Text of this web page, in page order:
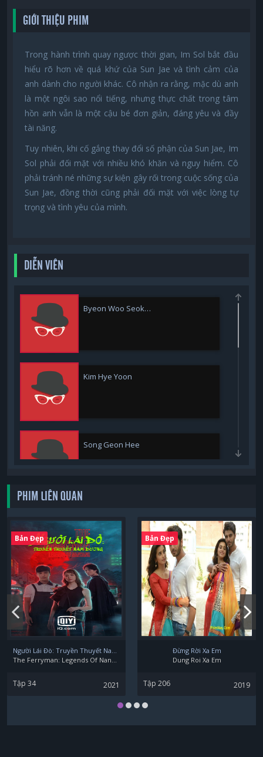
GIỚI THIỆU PHIM
Trong hành trình quay ngược thời gian, Im Sol bắt đầu
hiểu rõ hơn về quá khứ của Sun Jae và tình cảm của
anh dành cho người khác. Cô nhận ra rằng, mặc dù anh
là một ngôi sao nổi tiếng, nhưng thực chất trong tâm
hồn anh vẫn là một cậu bé đơn giản, đáng yêu và đầy
tài năng.
Tuy nhiên, khi cố gắng thay đổi số phận của Sun Jae, Im
Sol phải đối mặt với nhiều khó khăn và nguy hiểm. Cô
phải tránh né những sự kiện gây rối trong cuộc sống của
Sun Jae, đồng thời cũng phải đối mặt với việc lòng tự
trọng và tình yêu của mình.
DIỄN VIÊN
Byeon Woo Seok…
Kim Hye Yoon
Song Geon Hee
Jung Young-ju
Song Ji Ho
PHIM LIÊN QUAN
Bản Đẹp
Tập 34 2021
Bản Đẹp
Đừng Rời Xa Em
Dung Roi Xa Em
Tập 206 2019